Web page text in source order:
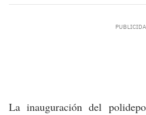
La inauguración del